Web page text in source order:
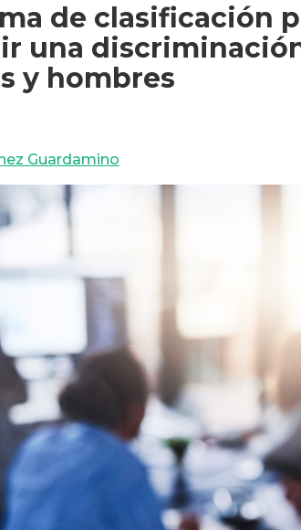
de clasificación
una
y hombres
Guardamino